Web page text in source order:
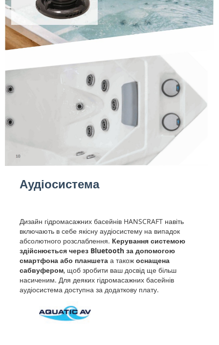
Аудіосистема
Дизайн гідромасажних басейнів HANSCRAFT навіть
включають в себе якісну аудіосистему на випадок
абсолютного розслаблення. Керування системою
здійснюється через Bluetooth за допомогою
смартфона або планшета а також оснащена
сабвуфером, щоб зробити ваш досвід ще більш
насиченим. Для деяких гідромасажних басейнів
аудіосистема доступна за додаткову плату.